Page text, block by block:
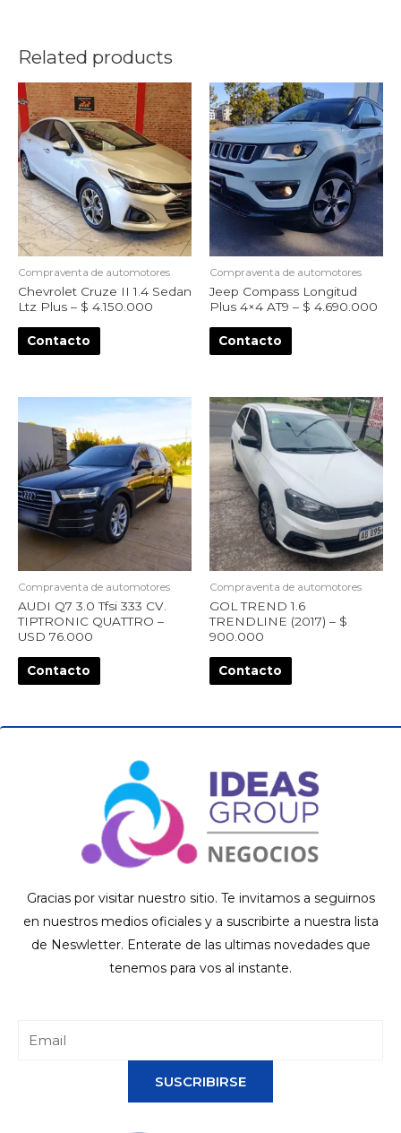
Related products
Compraventa de automotores
Chevrolet Cruze II 1.4 Sedan
Ltz Plus – $ 4.150.000
Contacto
Compraventa de automotores
Jeep Compass Longitud
Plus 4×4 AT9 – $ 4.690.000
Contacto
Compraventa de automotores
AUDI Q7 3.0 Tfsi 333 CV.
TIPTRONIC QUATTRO –
USD 76.000
Contacto
Compraventa de automotores
GOL TREND 1.6
TRENDLINE (2017) – $
900.000
Contacto
Gracias por visitar nuestro sitio. Te invitamos a seguirnos
en nuestros medios oficiales y a suscribirte a nuestra lista
de Neswletter. Enterate de las ultimas novedades que
tenemos para vos al instante.
SUSCRIBIRSE